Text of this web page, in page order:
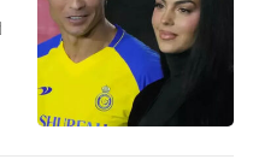
۱۴۰۵/۰۵/۱۶ ۲۰:۵۵